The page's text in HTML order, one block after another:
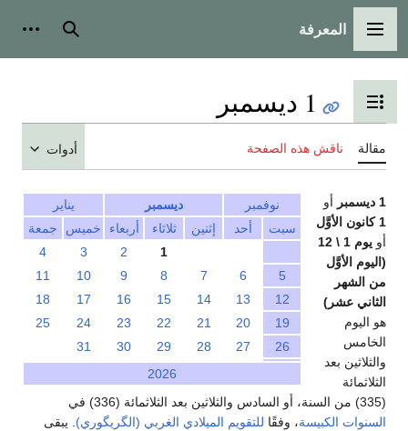
القائمة الرئيسية
المعرفة بحث
تبديل عرض جدول المحتويات
1 ديسمبر
مقالة ناقش هذه الصفحة أدوات
نوفمبر ديسمبر
يناير
سبت
أحد إثنين ثلاثاء أربعاء خميس
جمعة
1
2
3
4
5
6
7
8
9
10
11
12
13
14
15
16
17
18
19
20
21
22
23
24
25
26
27
28
29
30
31
2026
1 ديسمبر
أو
1 كانون الأوَّل
أو
يوم 1 \ 12
(اليوم الأوَّل
من الشهر
الثاني عشر)
هو اليوم
الخامس
والثلاثين بعد
الثلاثمائة
(335) من السنة، أو السادس والثلاثين بعد الثلاثمائة (336) في
السنوات الكبيسة، وفقًا للتقويم الميلادي الغربي (الگريگوري) . يبقى